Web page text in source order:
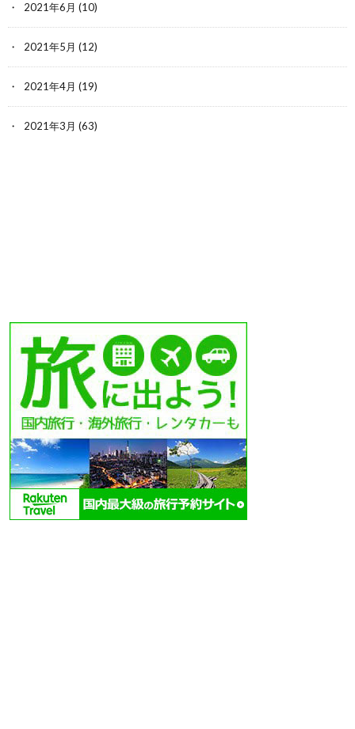
2021年6月 (10)
2021年5月 (12)
2021年4月 (19)
2021年3月 (63)